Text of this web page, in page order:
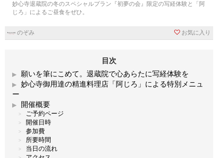
妙心寺退蔵院の冬のスペシャルプラン『初夢の会』限定の写経体験と「阿
じろ」によるご昼食をぜひ。
のぞみ お気に入り
目次
願いを筆にこめて。退蔵院で心あらたに写経体験を
妙心寺御用達の精進料理店「阿じろ」による特別メニュ
ー
開催概要
ご予約ページ
開催日時
参加費
所要時間
当日の流れ